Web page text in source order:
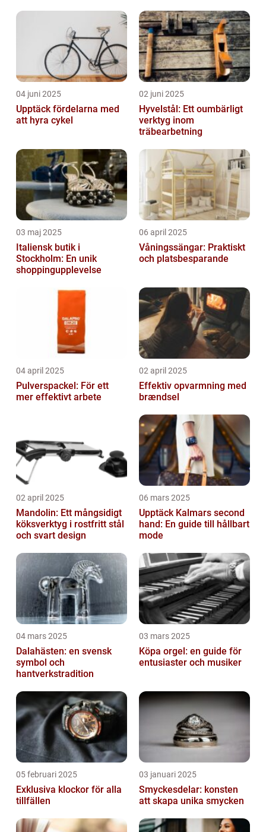
04 juni 2025
Upptäck fördelarna med
att hyra cykel
02 juni 2025
Hyvelstål: Ett oumbärligt
verktyg inom
träbearbetning
03 maj 2025
Italiensk butik i
Stockholm: En unik
shoppingupplevelse
06 april 2025
Våningssängar: Praktiskt
och platsbesparande
04 april 2025
Pulverspackel: För ett
mer effektivt arbete
02 april 2025
Effektiv opvarmning med
brændsel
02 april 2025
Mandolin: Ett mångsidigt
köksverktyg i rostfritt stål
och svart design
06 mars 2025
Upptäck Kalmars second
hand: En guide till hållbart
mode
04 mars 2025
Dalahästen: en svensk
symbol och
hantverkstradition
03 mars 2025
Köpa orgel: en guide för
entusiaster och musiker
05 februari 2025
Exklusiva klockor för alla
tillfällen
03 januari 2025
Smyckesdelar: konsten
att skapa unika smycken